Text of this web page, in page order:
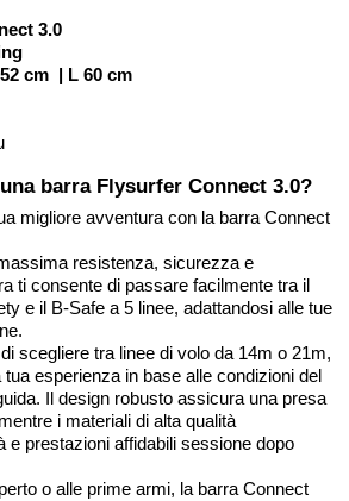
3.0
cm | L 60 cm
barra Flysurfer Connect 3.0?
migliore avventura con la barra Connect
resistenza, sicurezza e
ti consente di passare facilmente tra il
e il B-Safe a 5 linee, adattandosi alle tue
scegliere tra linee di volo da 14m o 21m,
esperienza in base alle condizioni del
Il design robusto assicura una presa
i materiali di alta qualità
e prestazioni affidabili sessione dopo
o alle prime armi, la barra Connect